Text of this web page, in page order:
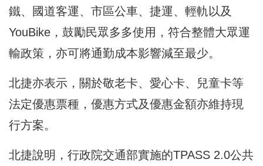
鐵、國道客運、市區公車、捷運、輕軌以及
YouBike，鼓勵民眾多多使用，符合整體大眾運
輸政策，亦可將通勤成本影響減至最少。
北捷亦表示，關於敬老卡、愛心卡、兒童卡等
法定優惠票種，優惠方式及優惠金額亦維持現
行方案。
北捷說明，行政院交通部實施的TPASS 2.0公共